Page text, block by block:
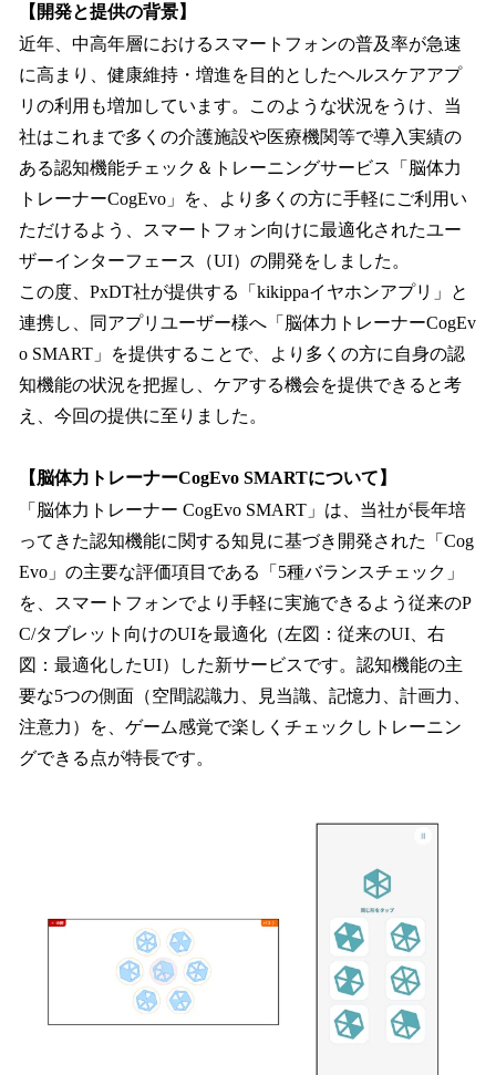
【開発と提供の背景】
近年、中高年層におけるスマートフォンの普及率が急速
に高まり、健康維持・増進を目的としたヘルスケアアプ
リの利用も増加しています。このような状況をうけ、当
社はこれまで多くの介護施設や医療機関等で導入実績の
ある認知機能チェック＆トレーニングサービス「脳体力
トレーナーCogEvo」を、より多くの方に手軽にご利用い
ただけるよう、スマートフォン向けに最適化されたユー
ザーインターフェース（UI）の開発をしました。
この度、PxDT社が提供する「kikippaイヤホンアプリ」と
連携し、同アプリユーザー様へ「脳体力トレーナーCogEv
o SMART」を提供することで、より多くの方に自身の認
知機能の状況を把握し、ケアする機会を提供できると考
え、今回の提供に至りました。
【脳体力トレーナーCogEvo SMARTについて】
「脳体力トレーナー CogEvo SMART」は、当社が長年培
ってきた認知機能に関する知見に基づき開発された「Cog
Evo」の主要な評価項目である「5種バランスチェック」
を、スマートフォンでより手軽に実施できるよう従来のP
C/タブレット向けのUIを最適化（左図：従来のUI、右
図：最適化したUI）した新サービスです。認知機能の主
要な5つの側面（空間認識力、見当識、記憶力、計画力、
注意力）を、ゲーム感覚で楽しくチェックしトレーニン
グできる点が特長です。